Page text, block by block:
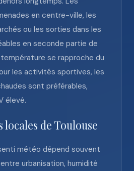
en centre-ville, les
ou les sorties dans les
en seconde partie de
se rapproche du
les activités sportives, les
sont préférables,
élevé.
de Toulouse
météo dépend souvent
urbanisation, humidité